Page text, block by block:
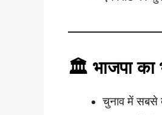
🏛️ भाजपा का
चुनाव में सबसे